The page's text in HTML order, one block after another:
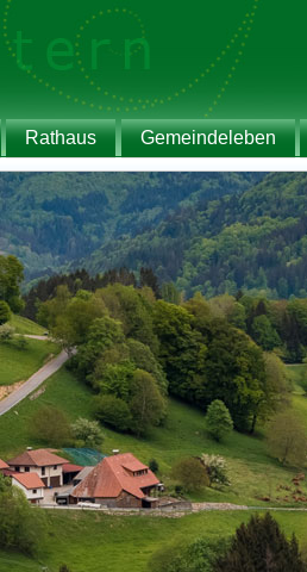
Rathaus Gemeindeleben